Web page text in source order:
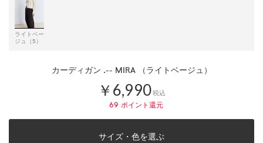
ライトベー
ジュ（5）
カーディガン .-- MIRA （ライトベージュ）
￥6,990税込
69 ポイント還元
サイズ・色を選ぶ